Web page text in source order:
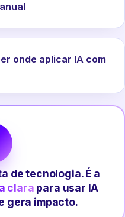
onde aplicar IA com
de tecnologia. É a
clara para usar IA
gera impacto.